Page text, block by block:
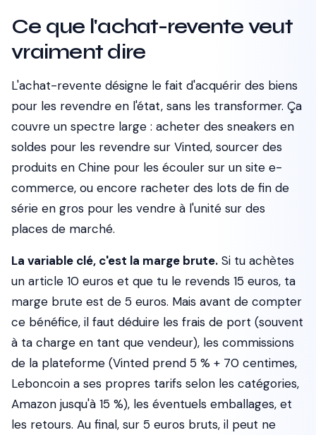
Ce que l'achat-revente veut
vraiment dire
L'achat-revente désigne le fait d'acquérir des biens
pour les revendre en l'état, sans les transformer. Ça
couvre un spectre large : acheter des sneakers en
soldes pour les revendre sur Vinted, sourcer des
produits en Chine pour les écouler sur un site e-
commerce, ou encore racheter des lots de fin de
série en gros pour les vendre à l'unité sur des
places de marché.
La variable clé, c'est la marge brute. Si tu achètes
un article 10 euros et que tu le revends 15 euros, ta
marge brute est de 5 euros. Mais avant de compter
ce bénéfice, il faut déduire les frais de port (souvent
à ta charge en tant que vendeur), les commissions
de la plateforme (Vinted prend 5 % + 70 centimes,
Leboncoin a ses propres tarifs selon les catégories,
Amazon jusqu'à 15 %), les éventuels emballages, et
les retours. Au final, sur 5 euros bruts, il peut ne